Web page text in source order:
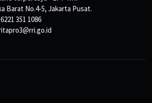
Barat No.4-5, Jakarta Pusat.
351 1086